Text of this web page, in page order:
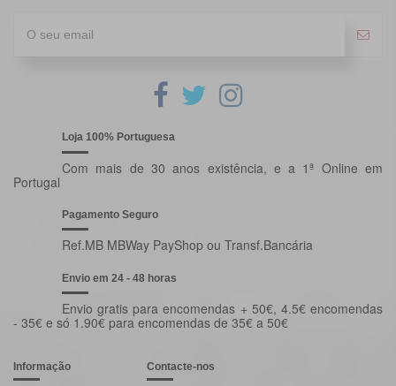
Loja 100% Portuguesa
Com mais de 30 anos existência, e a 1ª Online em
Portugal
Pagamento Seguro
Ref.MB MBWay PayShop ou Transf.Bancária
Envio em 24 - 48 horas
Envio gratis para encomendas + 50€, 4.5€ encomendas
- 35€ e só 1.90€ para encomendas de 35€ a 50€
Informação Contacte-nos